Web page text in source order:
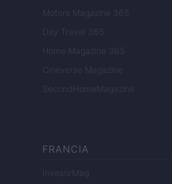
Motors Magazine 365
Day Travel 365
Home Magazine 365
Cineverse Magazine
SecondHomeMagazine
FRANCIA
InvestirMag